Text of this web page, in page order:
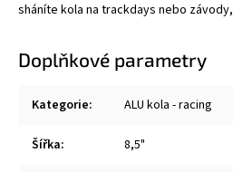
sháníte kola na trackdays nebo
Doplňkové parametry
Kategorie: ALU kola - racing
Šířka: 8,5"